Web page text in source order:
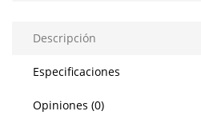
Descripción
Especificaciones
Opiniones (0)